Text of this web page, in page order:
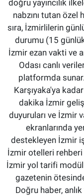
doğru yayıncılık
nabzını tutan özel
sıra, İzmirlilerin
durumu (15
İzmir ezan vakti ve
Odası canlı
platformda
Karşıyaka'ya
dakika İzmir
duyuruları ve İzmir
ekranlarında
destekleyen İzmir
İzmir otelleri rehberi
İzmir yol tarifi
gazetenin
Doğru haber,